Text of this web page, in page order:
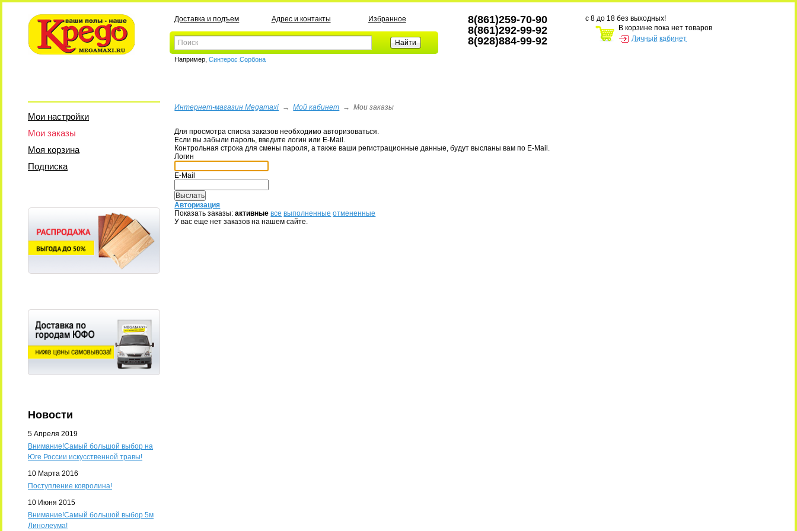
Доставка и подъем Адрес и контакты Избранное
Например,Синтерос Сорбона
8(861)259-70-90
8(861)292-99-92
8(928)884-99-92
с 8 до 18 без выходных!
В корзине пока нет товаров
Личный кабинет
Мои настройки
Мои заказы
Моя корзина
Подписка
Новости
5 Апреля 2019
Внимание!Самый большой выбор на
Юге России искусственной травы!
10 Марта 2016
Поступление ковролина!
10 Июня 2015
Внимание!Самый большой выбор 5м
Линолеума!
Интернет-магазин Megamaxi →Мой кабинет →Мои заказы
Для просмотра списка заказов необходимо авторизоваться.
Если вы забыли пароль, введите логин или E-Mail.
Контрольная строка для смены пароля, а также ваши регистрационные данные, будут высланы вам по E-Mail.
Логин
E-Mail
Авторизация
Показать заказы: активные все выполненные отмененные
У вас еще нет заказов на нашем сайте.